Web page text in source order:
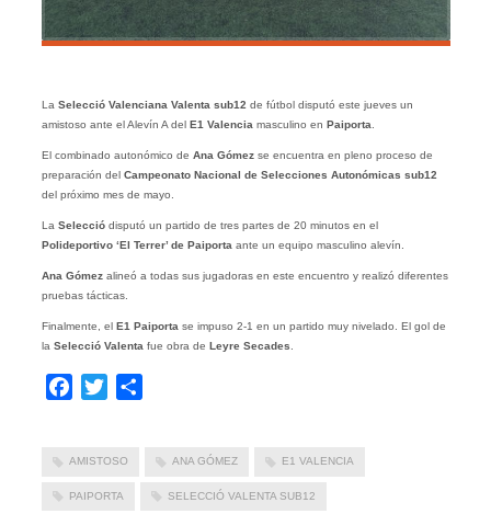
La Selecció Valenciana Valenta sub12de fútbol disputó este jueves un
amistoso ante el Alevín A del E1 Valenciamasculino en Paiporta.
El combinado autonómico de Ana Gómezse encuentra en pleno proceso de
preparación del Campeonato Nacional de Selecciones Autonómicas sub12
del próximo mes de mayo.
La Selecciódisputó un partido de tres partes de 20 minutos en el
Polideportivo ‘El Terrer’ de Paiportaante un equipo masculino alevín.
Ana Gómezalineó a todas sus jugadoras en este encuentro y realizó diferentes
pruebas tácticas.
Finalmente, el E1 Paiportase impuso 2-1 en un partido muy nivelado. El gol de
la Selecció Valentafue obra de Leyre Secades.
Facebook
Twitter
AMISTOSO ANA GÓMEZ E1 VALENCIA
PAIPORTA SELECCIÓ VALENTA SUB12